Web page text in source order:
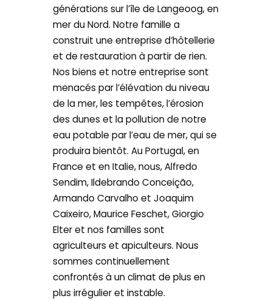
générations sur l’île de Langeoog, en
mer du Nord. Notre famille a
construit une entreprise d’hôtellerie
et de restauration à partir de rien.
Nos biens et notre entreprise sont
menacés par l’élévation du niveau
de la mer, les tempêtes, l’érosion
des dunes et la pollution de notre
eau potable par l’eau de mer, qui se
produira bientôt. Au Portugal, en
France et en Italie, nous, Alfredo
Sendim, Ildebrando Conceição,
Armando Carvalho et Joaquim
Caixeiro, Maurice Feschet, Giorgio
Elter et nos familles sont
agriculteurs et apiculteurs. Nous
sommes continuellement
confrontés à un climat de plus en
plus irrégulier et instable.